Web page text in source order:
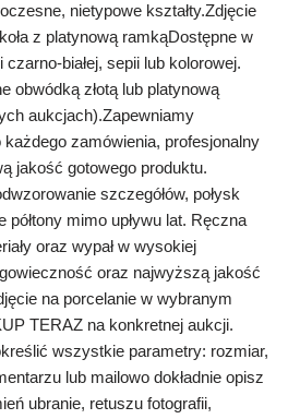
nietypowe kształty.Zdjęcie
z platynową ramkąDostępne w
białej, sepii lub kolorowej.
obwódką złotą lub platynową
aukcjach).Zapewniamy
zamówienia, profesjonalny
jakość gotowego produktu.
szczegółów, połysk
mimo upływu lat. Ręczna
oraz wypał w wysokiej
oraz najwyższą jakość
na porcelanie w wybranym
TERAZ na konkretnej aukcji.
wszystkie parametry: rozmiar,
lub mailowo dokładnie opisz
ubranie, retuszu fotografii,